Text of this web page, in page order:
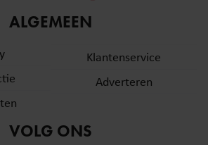
media, adverteren en analyse. Deze
ze heeft verstrekt of die ze hebben
van uw gebruik van hun services. U
ALGEMEEN
Klantenservice
Adverteren
VOLG ONS